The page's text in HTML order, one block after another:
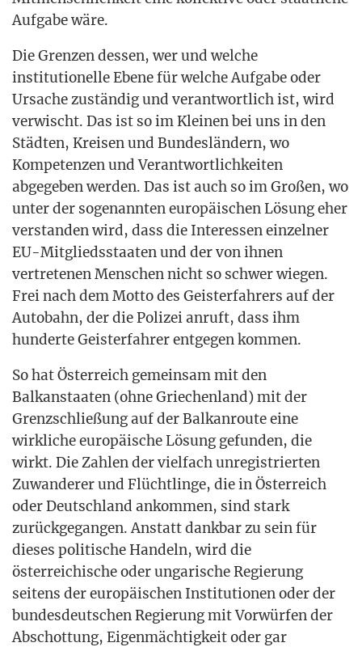
Auf­ga­be wäre.
Die Gren­zen des­sen, wer und wel­che
insti­tu­tio­nel­le Ebe­ne für wel­che Auf­ga­be oder
Ursa­che zustän­dig und ver­ant­wort­lich ist, wird
ver­wischt. Das ist so im Klei­nen bei uns in den
Städ­ten, Krei­sen und Bun­des­län­dern, wo
Kom­pe­ten­zen und Ver­ant­wort­lich­kei­ten
abge­ge­ben wer­den. Das ist auch so im Gro­ßen, wo
unter der soge­nann­ten euro­päi­schen Lösung eher
ver­stan­den wird, dass die Inter­es­sen ein­zel­ner
EU-Mit­glieds­staa­ten und der von ihnen
ver­tre­te­nen Men­schen nicht so schwer wie­gen.
Frei nach dem Mot­to des Geis­ter­fah­rers auf der
Auto­bahn, der die Poli­zei anruft, dass ihm
hun­der­te Geis­ter­fah­rer ent­ge­gen kommen.
So hat Öster­reich gemein­sam mit den
Bal­kan­staa­ten (ohne Grie­chen­land) mit der
Grenz­schlie­ßung auf der Bal­kan­rou­te eine
wirk­li­che euro­päi­sche Lösung gefun­den, die
wirkt. Die Zah­len der viel­fach unre­gis­trier­ten
Zuwan­de­rer und Flücht­lin­ge, die in Öster­reich
oder Deutsch­land ankom­men, sind stark
zurück­ge­gan­gen. Anstatt dank­bar zu sein für
die­ses poli­ti­sche Han­deln, wird die
öster­rei­chi­sche oder unga­ri­sche Regie­rung
sei­tens der euro­päi­schen Insti­tu­tio­nen oder der
bun­des­deut­schen Regie­rung mit Vor­wür­fen der
Abschot­tung, Eigen­mäch­tig­keit oder gar